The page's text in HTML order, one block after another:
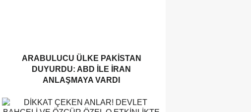
ARABULUCU ÜLKE PAKISTAN
DUYURDU: ABD ILE İRAN
ANLAŞMAYA VARDI